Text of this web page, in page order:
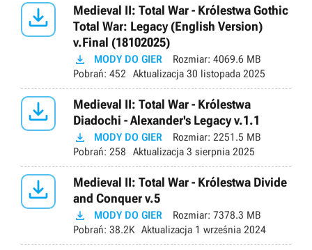

Medieval II: Total War - Królestwa Gothic
Total War: Legacy (English Version)
v.Final (18102025)
 MODY DO GIER Rozmiar: 4069.6 MB
Pobrań: 452 Aktualizacja 30 listopada 2025

Medieval II: Total War - Królestwa
Diadochi - Alexander's Legacy v.1.1
 MODY DO GIER Rozmiar: 2251.5 MB
Pobrań: 258 Aktualizacja 3 sierpnia 2025

Medieval II: Total War - Królestwa Divide
and Conquer v.5
 MODY DO GIER Rozmiar: 7378.3 MB
Pobrań: 38.2K Aktualizacja 1 września 2024